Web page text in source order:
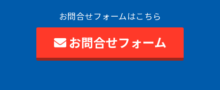
お問合せフォームはこちら
お問合せフォーム